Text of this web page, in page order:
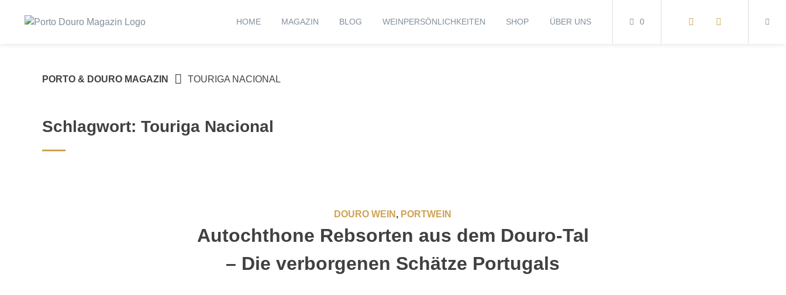
HOME MAGAZIN BLOG WEINPERSÖNLICHKEITEN SHOP ÜBER UNS 0
PORTO & DOURO MAGAZIN TOURIGA NACIONAL
Schlagwort: Touriga Nacional
DOURO WEIN , PORTWEIN
Autochthone Rebsorten aus dem Douro-Tal
– Die verborgenen Schätze Portugals